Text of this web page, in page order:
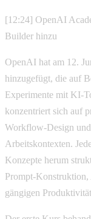
[12:24] OpenAI
Builder hinzu
OpenAI hat am 12.
hinzugefügt, die auf
Experimente mit KI-
konzentriert sich auf
Workflow-Design
Arbeitskontexten.
Konzepte herum
Prompt-
gängigen